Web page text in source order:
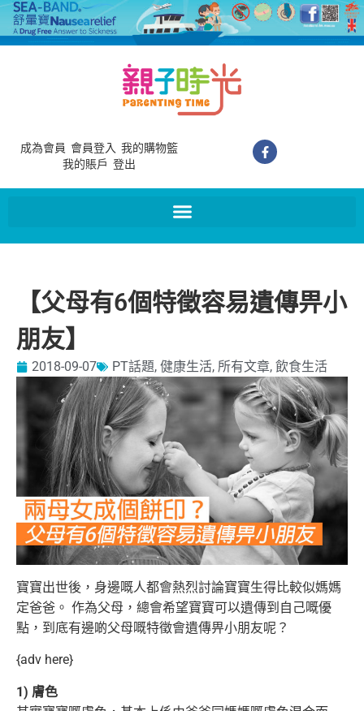
成為會員 會員登入 我的購物籃
我的賬戶 登出
【父母有6個特徵容易遺傳畀小
朋友】
2018-09-07 PT話題, 健康生活, 所有文章, 飲食生活
寶寶出世後，身邊嘅人都會熱烈討論寶寶生得比較似媽媽
定爸爸。 作為父母，總會希望寶寶可以遺傳到自己嘅優
點，到底有邊啲父母嘅特徵會遺傳畀小朋友呢？
{adv here}
1) 膚色